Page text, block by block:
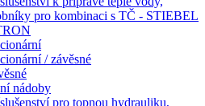
pro kombinaci s TČ - STIEBEL
/ závěsné
nádoby
pro topnou hydrauliku,